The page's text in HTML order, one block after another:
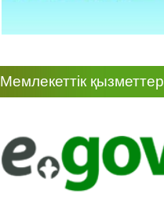
Мемлекеттік қызметтер